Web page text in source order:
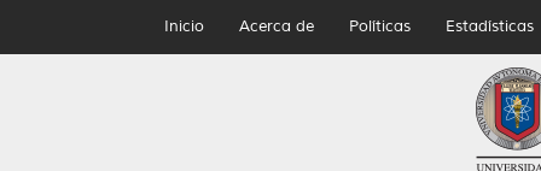
Inicio Acerca de Políticas Estadísticas